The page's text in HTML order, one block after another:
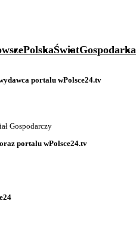
PolskaŚwiatGospodarka
portalu wPolsce24.tv
Gospodarczy
portalu wPolsce24.tv